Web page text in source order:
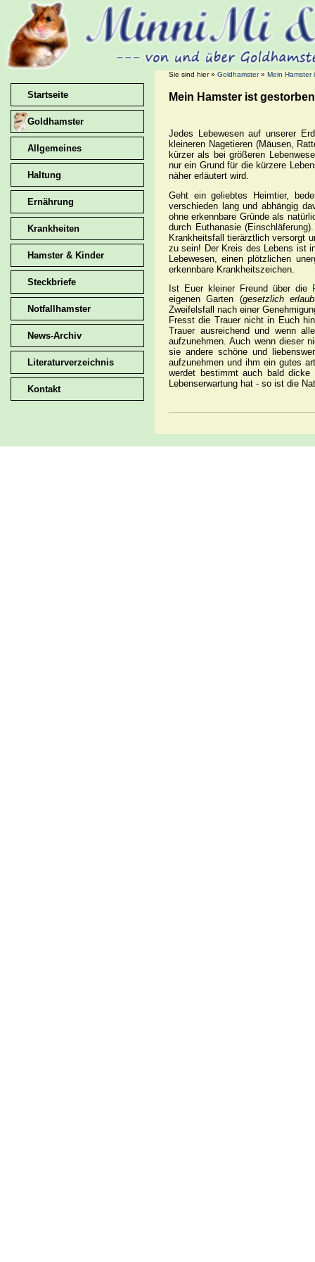
Startseite
Goldhamster
Allgemeines
Haltung
Ernährung
Krankheiten
Hamster & Kinder
Steckbriefe
Notfallhamster
News-Archiv
Literaturverzeichnis
Kontakt
Sie sind hier » Goldhamster» Mein Hamster
Mein Hamster ist
Jedes Lebewesen auf unserer
kleineren Nagetieren (Mäusen,
kürzer als bei größeren
nur ein Grund für die kürzere
näher erläutert wird.
Geht ein geliebtes Heimtier,
verschieden lang und abhängig
ohne erkennbare Gründe als
durch Euthanasie
Krankheitsfall tierärztlich versorgt
zu sein! Der Kreis des Lebens ist
Lebewesen, einen plötzlichen
erkennbare Krankheitszeichen.
Ist Euer kleiner Freund über die
eigenen Garten (gesetzlich
Zweifelsfall nach einer
Fresst die Trauer nicht in Euch
Trauer ausreichend und wenn
aufzunehmen. Auch wenn dieser
sie andere schöne und
aufzunehmen und ihm ein gutes
werdet bestimmt auch bald
Lebenserwartung hat - so ist die